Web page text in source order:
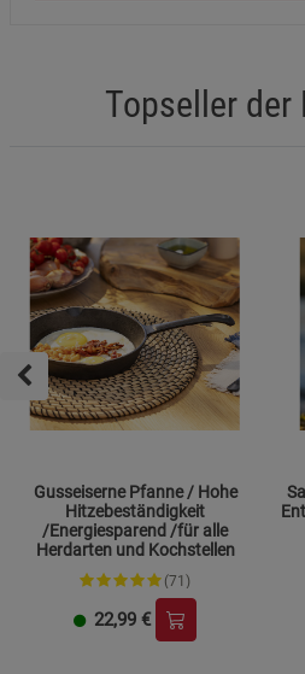
Topseller der
Gusseiserne Pfanne / Hohe
Hitzebeständigkeit
/Energiesparend /für alle
Herdarten und Kochstellen
(71)
22,99 €